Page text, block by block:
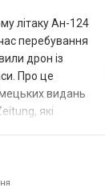
літаку Ан-124
перебування
дрон із
Про це
видань
які
після